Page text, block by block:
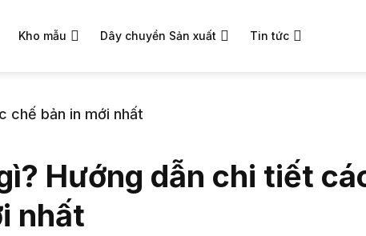
Kho mẫu Dây chuyền Sản xuất Tin tức
chế bản in mới nhất
Hướng dẫn chi tiết
nhất